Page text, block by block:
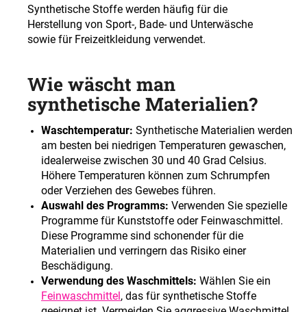
Synthetische Stoffe werden häufig für die
Herstellung von Sport-, Bade- und Unterwäsche
sowie für Freizeitkleidung verwendet.
Wie wäscht man
synthetische Materialien?
Waschtemperatur: Synthetische Materialien werden
am besten bei niedrigen Temperaturen gewaschen,
idealerweise zwischen 30 und 40 Grad Celsius.
Höhere Temperaturen können zum Schrumpfen
oder Verziehen des Gewebes führen.
Auswahl des Programms: Verwenden Sie spezielle
Programme für Kunststoffe oder Feinwaschmittel.
Diese Programme sind schonender für die
Materialien und verringern das Risiko einer
Beschädigung.
Verwendung des Waschmittels: Wählen Sie ein
Feinwaschmittel, das für synthetische Stoffe